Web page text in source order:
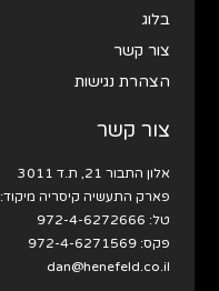
בלוג
צור קשר
הצהרת נגישות
צור קשר
אלון התבור 21, ת.ד 3011
פארק התעשיה קיסריה מיקוד: 38900
טל: 972-4-6272666
פקס: 972-4-6271569
dan@henefeld.co.il